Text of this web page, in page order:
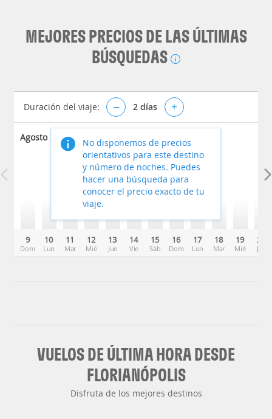
MEJORES PRECIOS DE LAS ÚLTIMAS
BÚSQUEDAS
Duración del viaje: – 2 días +
Agosto 2026
9
Dom
10
Lun
11
Mar
12
Mié
13
Jue
14
Vie
15
Sáb
16
Dom
17
Lun
18
Mar
19
Mié
20
Jue
No disponemos de precios
orientativos para este destino
y número de noches. Puedes
hacer una búsqueda para
conocer el precio exacto de tu
viaje.
VUELOS DE ÚLTIMA HORA DESDE
FLORIANÓPOLIS
Disfruta de los mejores destinos